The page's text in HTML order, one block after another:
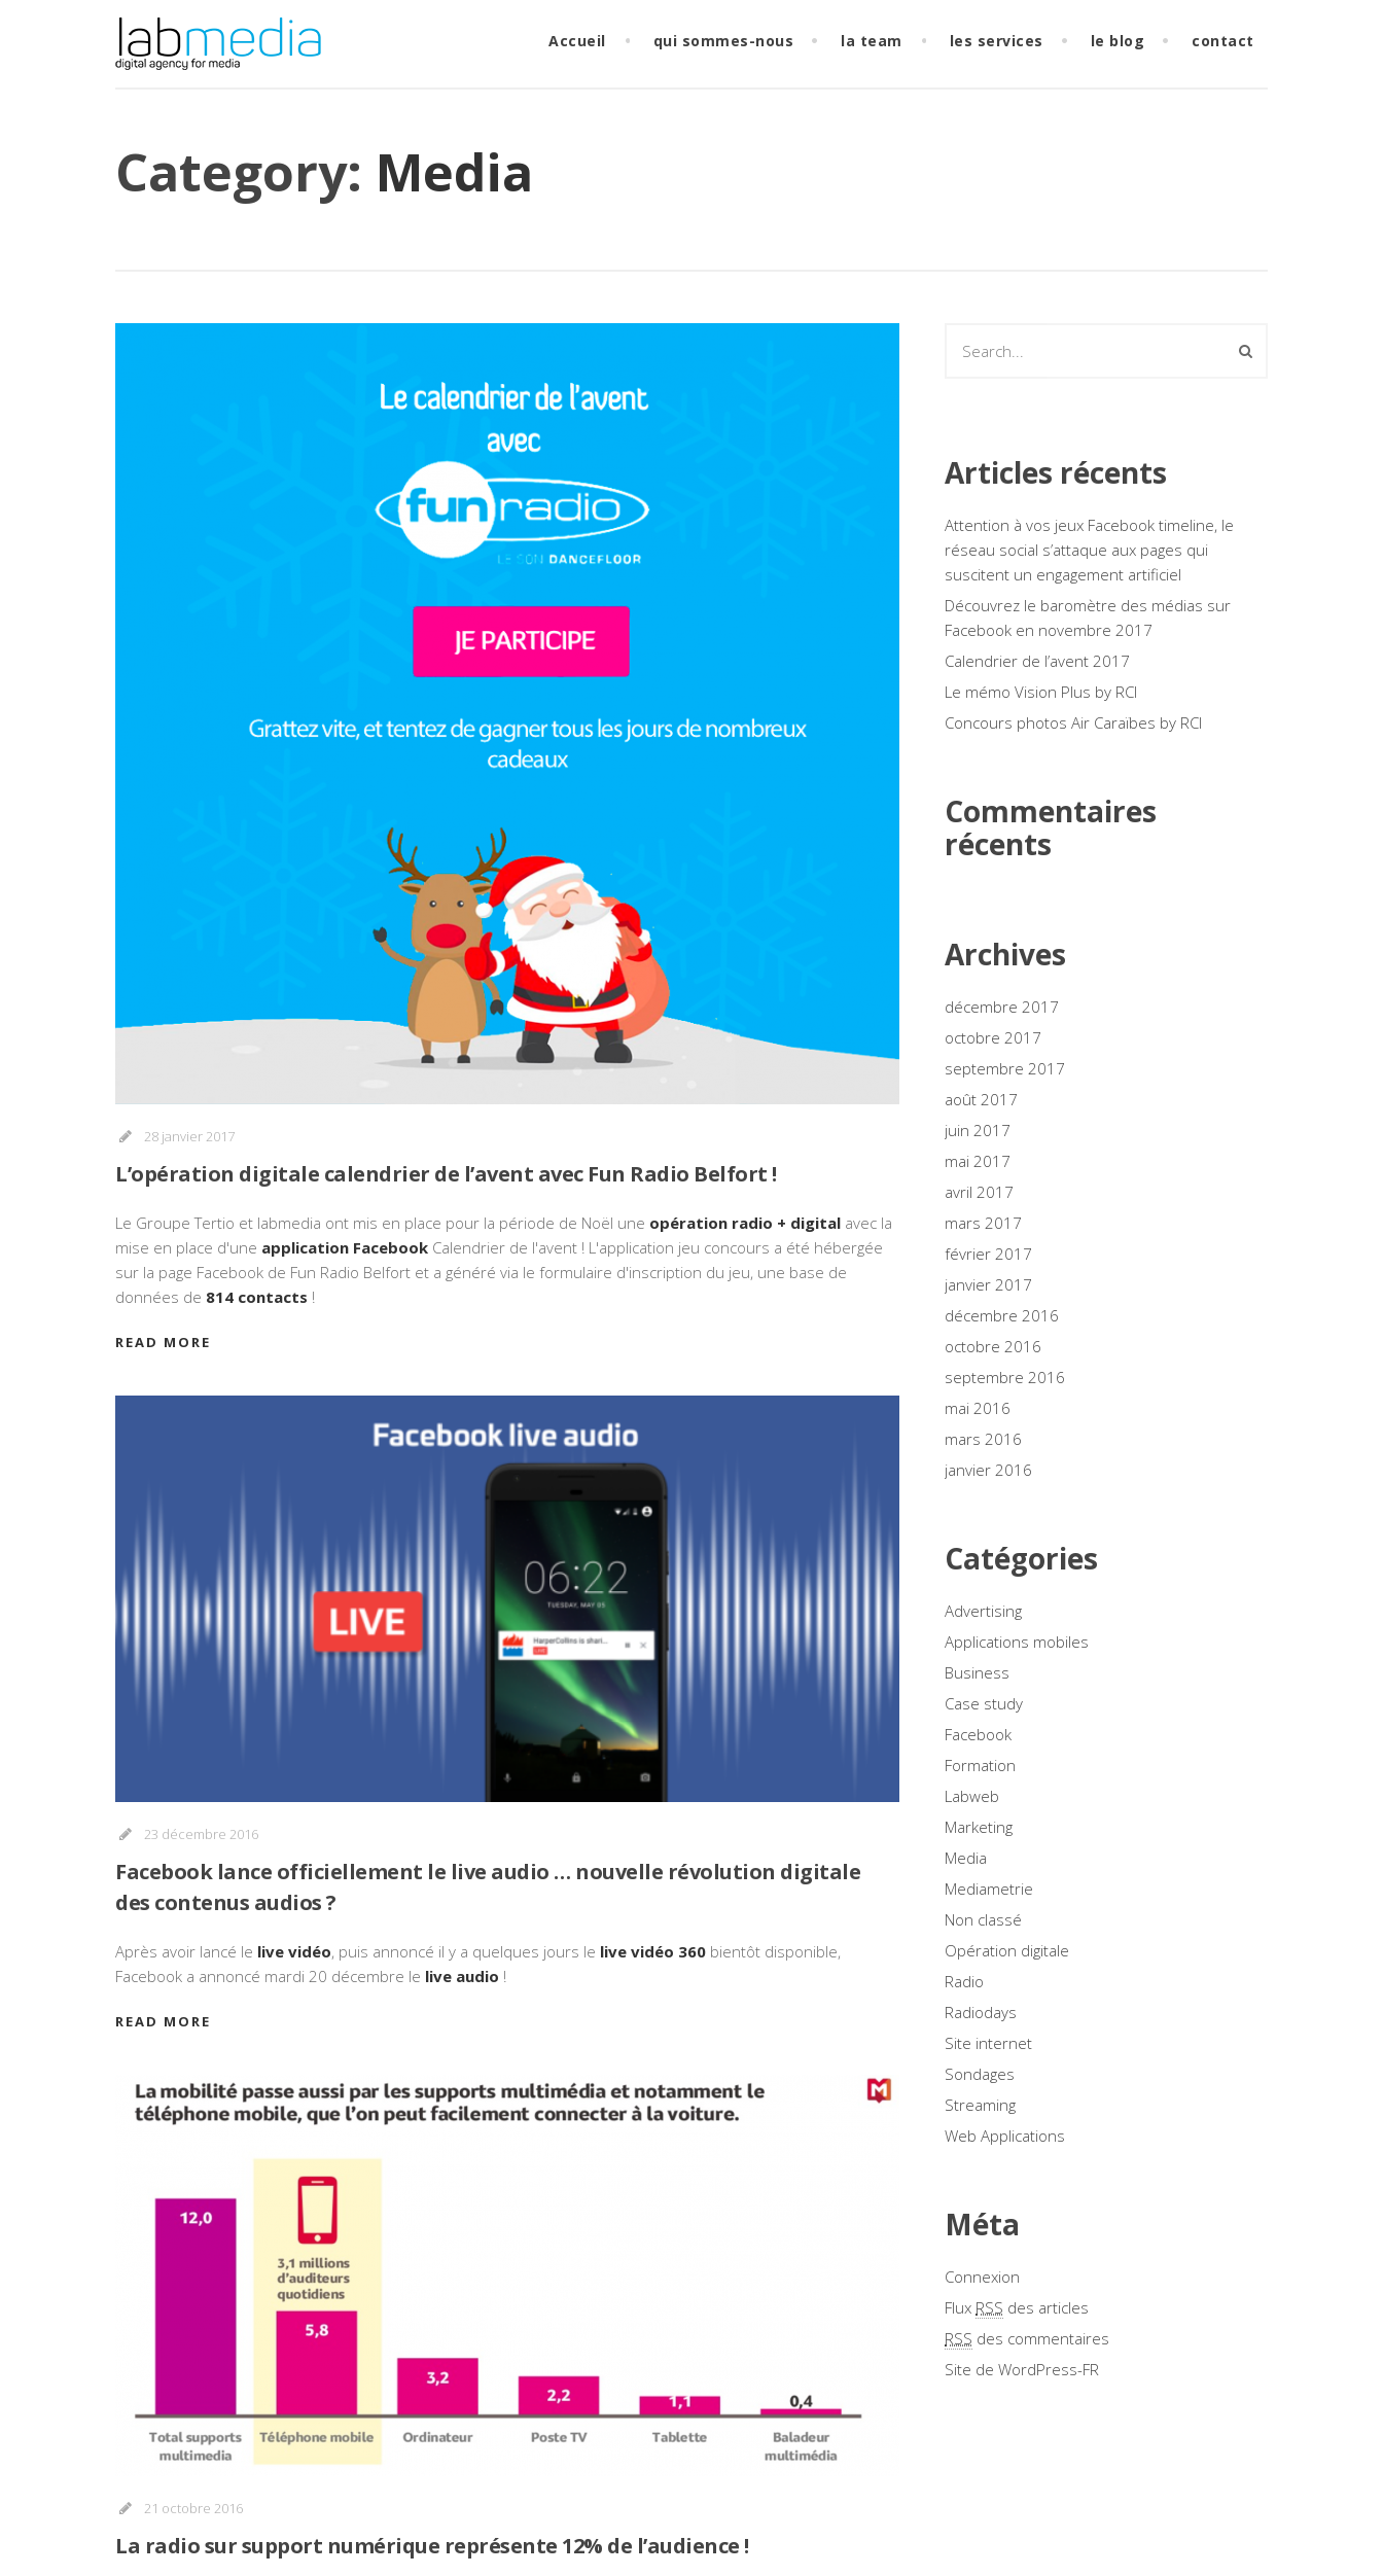
Accueil qui sommes-nous la team les services le blog contact
Category: Media
28 janvier 2017
L’opération digitale calendrier de l’avent avec Fun Radio Belfort !
Le Groupe Tertio et labmedia ont mis en place pour la période de Noël une opération radio + digital avec la
mise en place d'une application Facebook Calendrier de l'avent ! L'application jeu concours a été hébergée
sur la page Facebook de Fun Radio Belfort et a généré via le formulaire d'inscription du jeu, une base de
données de 814 contacts !
READ MORE
23 décembre 2016
Facebook lance officiellement le live audio … nouvelle révolution digitale
des contenus audios ?
Après avoir lancé le live vidéo, puis annoncé il y a quelques jours le live vidéo 360 bientôt disponible,
Facebook a annoncé mardi 20 décembre le live audio !
READ MORE
21 octobre 2016
La radio sur support numérique représente 12% de l’audience !
Articles récents
Attention à vos jeux Facebook timeline, le
réseau social s’attaque aux pages qui
suscitent un engagement artificiel
Découvrez le baromètre des médias sur
Facebook en novembre 2017
Calendrier de l’avent 2017
Le mémo Vision Plus by RCI
Concours photos Air Caraïbes by RCI
Commentaires
récents
Archives
décembre 2017
octobre 2017
septembre 2017
août 2017
juin 2017
mai 2017
avril 2017
mars 2017
février 2017
janvier 2017
décembre 2016
octobre 2016
septembre 2016
mai 2016
mars 2016
janvier 2016
Catégories
Advertising
Applications mobiles
Business
Case study
Facebook
Formation
Labweb
Marketing
Media
Mediametrie
Non classé
Opération digitale
Radio
Radiodays
Site internet
Sondages
Streaming
Web Applications
Méta
Connexion
Flux RSS des articles
RSS des commentaires
Site de WordPress-FR